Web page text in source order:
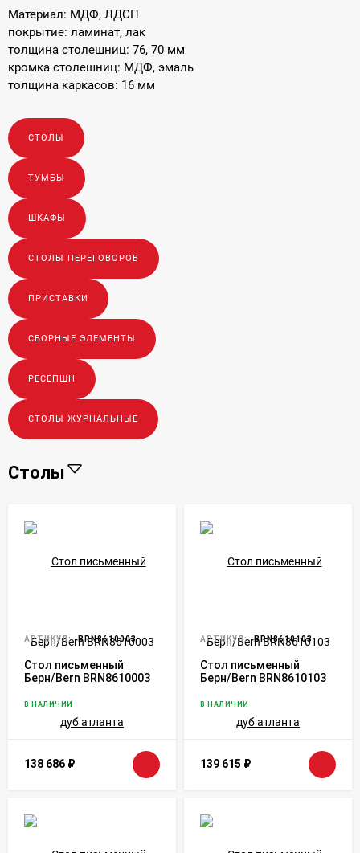
Материал: МДФ, ЛДСП
покрытие: ламинат, лак
толщина столешниц: 76, 70 мм
кромка столешниц: МДФ, эмаль
толщина каркасов: 16 мм
толщина топа креденции: 24 мм
кромка топов: эмаль
толщина декоративных топов шкафов: 65 мм
СТОЛЫ
ТУМБЫ
ШКАФЫ
СТОЛЫ ПЕРЕГОВОРОВ
ПРИСТАВКИ
СБОРНЫЕ ЭЛЕМЕНТЫ
РЕСЕПШН
СТОЛЫ ЖУРНАЛЬНЫЕ
Столы
АРТИКУЛ: BRN8610003
Стол письменный
Берн/Bern BRN8610003
В НАЛИЧИИ
138 686 ₽
АРТИКУЛ: BRN8610103
Стол письменный
Берн/Bern BRN8610103
В НАЛИЧИИ
139 615 ₽